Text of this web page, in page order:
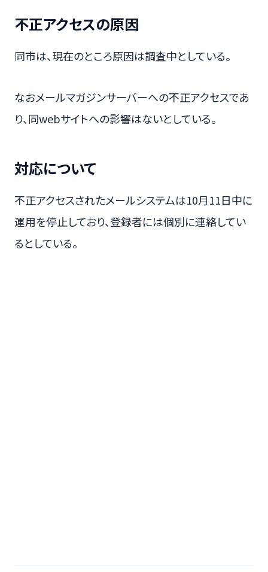
不正アクセスの原因
同市は、現在のところ原因は調査中としている。
なおメールマガジンサーバーへの不正アクセスであ
り、同webサイトへの影響はないとしている。
対応について
不正アクセスされたメールシステムは10月11日中に
運用を停止しており、登録者には個別に連絡してい
るとしている。